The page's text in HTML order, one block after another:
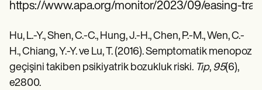
https://www.apa.org/monitor/2023/09/easing-
Hu, L.-Y., Shen, C.-C., Hung, J.-H., Chen, P.-M., Wen, C.-
H., Chiang, Y.-Y. ve Lu, T. (2016). Semptomatik menopoz
geçişini takiben psikiyatrik bozukluk riski. Tıp, 95(6),
e2800.